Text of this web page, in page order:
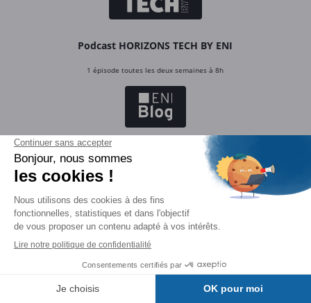
Podcast HORIZONS TECH BY ENI
1 épisode toutes les deux semaines à 8h
Actus, interviews, dossiers…
ENI Blog
Actualités, interviews, dossiers…
Toute l’informatique vue par ENI